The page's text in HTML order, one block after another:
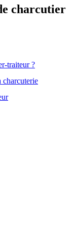
charcutier
traiteur ?
charcuterie